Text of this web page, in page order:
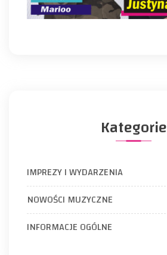
Kategorie
IMPREZY I WYDARZENIA
NOWOŚCI MUZYCZNE
INFORMACJE OGÓLNE